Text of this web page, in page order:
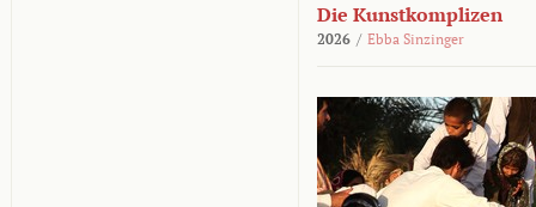
Die Kunstkomplizen
2026 / Ebba Sinzinger